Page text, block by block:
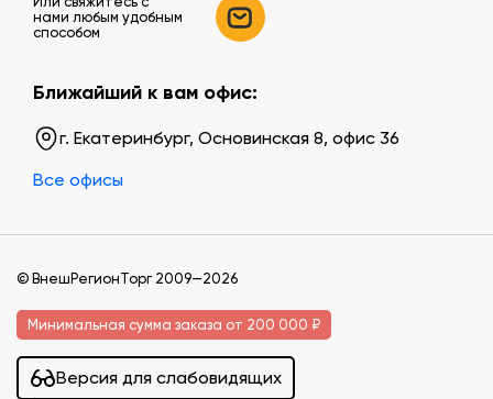
нами любым удобным
способом
Ближайший к вам офис:
г. Екатеринбург, Основинская 8, офис 36
Все офисы
© ВнешРегионТорг 2009—2026
Минимальная сумма заказа от 200 000 ₽
Версия для слабовидящих